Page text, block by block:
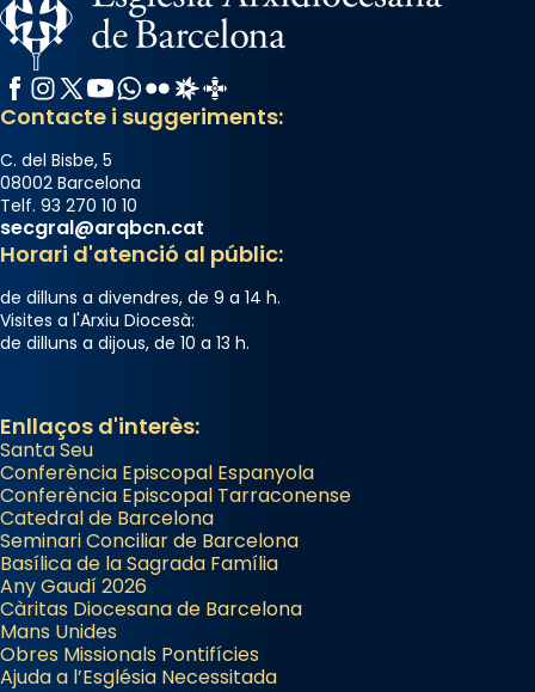
Facebook
Instagram
X / Twitter
YouTube
WhatsApp
FlickrRadio Estel
Catalunya Cristiana
Contacte i suggeriments:
C. del Bisbe, 5
08002 Barcelona
Telf. 93 270 10 10
secgral@arqbcn.cat
Horari d'atenció al públic:
de dilluns a divendres, de 9 a 14 h.
Visites a l'Arxiu Diocesà:
de dilluns a dijous, de 10 a 13 h.
Enllaços d'interès:
Santa Seu
Conferència Episcopal Espanyola
Conferència Episcopal Tarraconense
Catedral de Barcelona
Seminari Conciliar de Barcelona
Basílica de la Sagrada Família
Any Gaudí 2026
Càritas Diocesana de Barcelona
Mans Unides
Obres Missionals Pontifícies
Ajuda a l’Església Necessitada